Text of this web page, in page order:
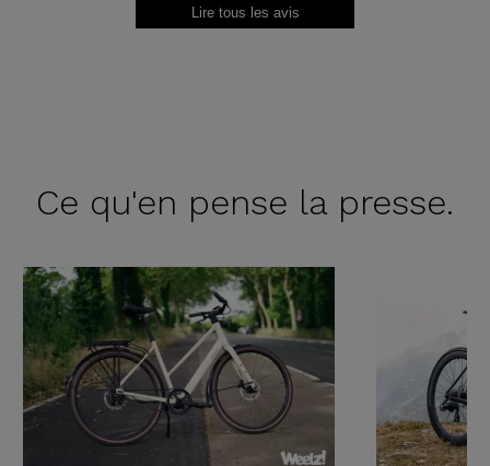
Lire tous les avis
Ce qu'en pense la presse.